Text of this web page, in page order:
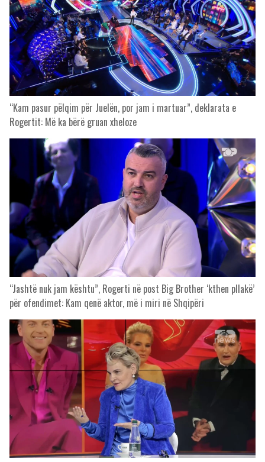
“Kam pasur pëlqim për Juelën, por jam i martuar”, deklarata e
Rogertit: Më ka bërë gruan xheloze
“Jashtë nuk jam kështu”, Rogerti në post Big Brother ‘kthen pllakë’
për ofendimet: Kam qenë aktor, më i miri në Shqipëri